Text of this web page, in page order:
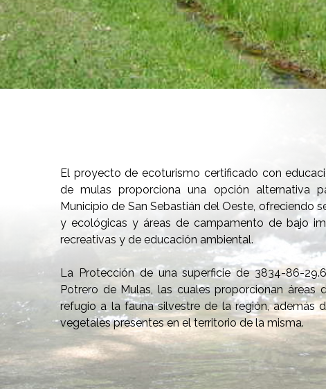
El proyecto de ecoturismo certificado con
de mulas proporciona una opción alternativa
Municipio de San Sebastián del Oeste, ofreciendo
y ecológicas y áreas de campamento de bajo
recreativas y de educación ambiental.
La Protección de una superficie de 3834-86-
Potrero de Mulas, las cuales proporcionan áreas
refugio a la fauna silvestre de la región, además
vegetales presentes en el territorio de la misma.